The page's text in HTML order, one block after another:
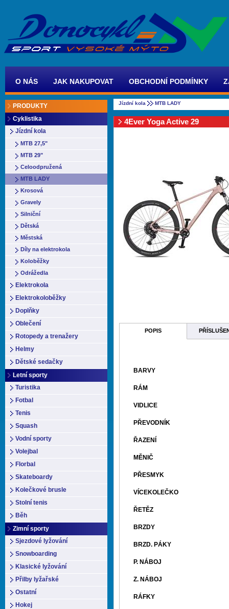
O NÁS JAK NAKUPOVAT OBCHODNÍ PODMÍNKY
PRODUKTY
Cyklistika
Jízdní kola
MTB 27,5"
MTB 29"
Celoodpružená
MTB LADY
Krosová
Gravely
Silniční
Dětská
Městská
Díly na elektrokola
Koloběžky
Odrážedla
Elektrokola
Elektrokoloběžky
Doplňky
Oblečení
Rotopedy a trenažery
Helmy
Dětské sedačky
Letní sporty
Turistika
Fotbal
Tenis
Squash
Vodní sporty
Volejbal
Florbal
Skateboardy
Kolečkové brusle
Stolní tenis
Běh
Zimní sporty
Sjezdové lyžování
Snowboarding
Klasické lyžování
Přilby lyžařské
Ostatní
Hokej
Jízdní kola MTB LADY
4Ever Yoga Active 29
POPIS
BARVY
RÁM
VIDLICE
PŘEVODNÍK
ŘAZENÍ
MĚNIČ
PŘESMYK
VÍCE­KOLEČKO
ŘETĚZ
BRZDY
BRZD. PÁKY
P. NÁBOJ
Z. NÁBOJ
RÁFKY